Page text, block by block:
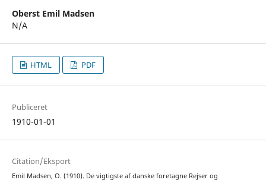
Oberst Emil Madsen
N/A
HTML PDF
Publiceret
1910-01-01
Citation/Eksport
Emil Madsen, O. (1910). De vigtigste af danske foretagne Rejser og